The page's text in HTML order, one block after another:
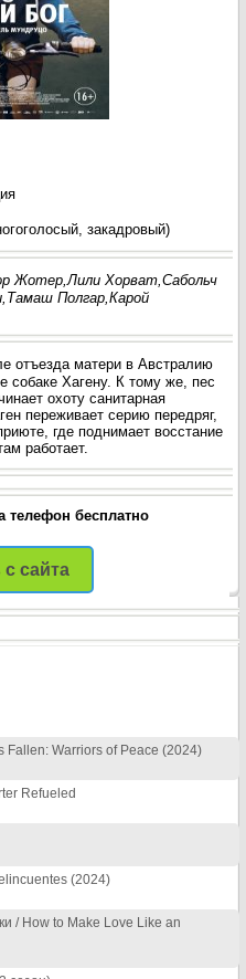
закадровый)
Жотер,Лили Хорват,Сабольч
Полгар,Карой
отъезда матери в Австралию
собаке Хагену. К тому же, пес
охоту санитарная
переживает серию передряг,
где поднимает восстание
работает.
телефон бесплатно
сайта
Warriors of Peace (2024)
Refueled
(2024)
/ How to Make Love Like an